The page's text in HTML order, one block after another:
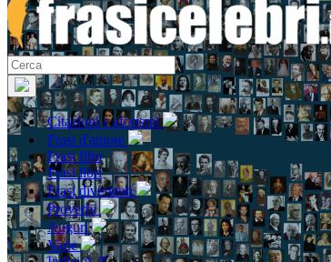
Citazioni e aforismi
Frasi d'amore
Frasi film
Frasi libri
Frasi divertenti
Proverbi
Auguri
Varie